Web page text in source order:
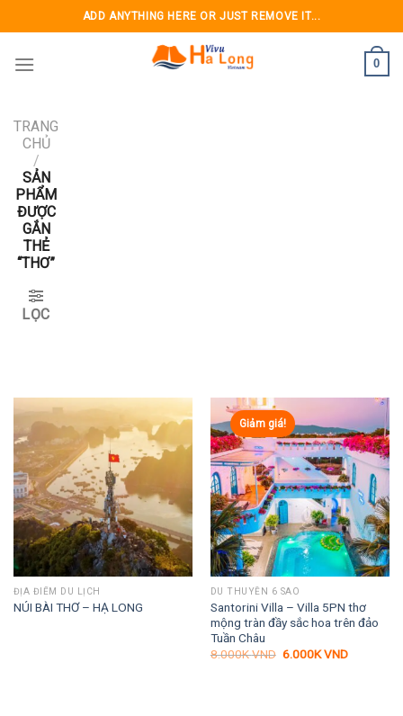
to
content
ADD ANYTHING HERE OR JUST REMOVE IT...
0
TRANG
CHỦ
/
SẢN
PHẨM
ĐƯỢC
GẮN
THẺ
“THƠ”
LỌC
ĐỊA ĐIỂM DU LỊCH
NÚI BÀI THƠ – HẠ LONG
Giảm giá!
DU THUYỀN 6 SAO
Santorini Villa – Villa 5PN thơ
mộng tràn đầy sắc hoa trên đảo
Tuần Châu
8.000KVND Giá
6.000KVNDGiá